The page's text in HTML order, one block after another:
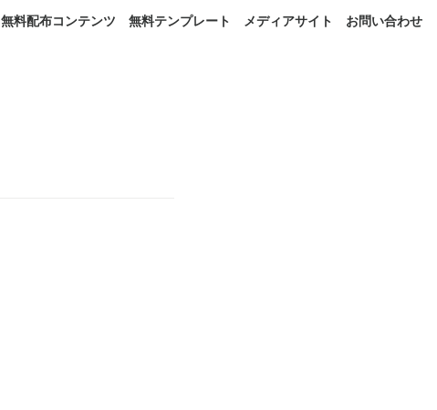
無料配布コンテンツ 無料テンプレート メディアサイト お問い合わせ